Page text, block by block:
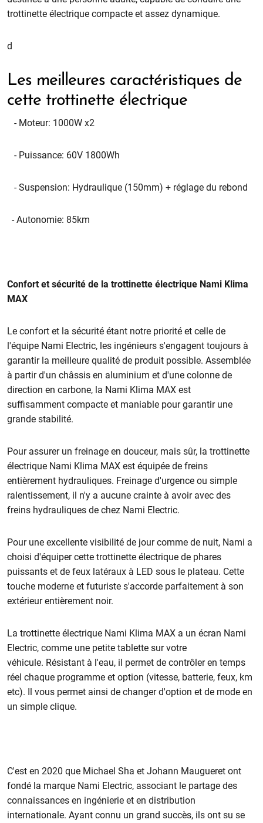
trottinette électrique compacte et assez dynamique.
d
Les meilleures caractéristiques de
cette trottinette électrique
- Moteur: 1000W x2
- Puissance: 60V 1800Wh
- Suspension: Hydraulique (150mm) + réglage du rebond
- Autonomie: 85km
Confort et sécurité de la trottinette électrique Nami Klima
MAX
Le confort et la sécurité étant notre priorité et celle de
l'équipe Nami Electric, les ingénieurs s'engagent toujours à
garantir la meilleure qualité de produit possible. Assemblée
à partir d'un châssis en aluminium et d'une colonne de
direction en carbone, la Nami Klima MAX est
suffisamment compacte et maniable pour garantir une
grande stabilité.
Pour assurer un freinage en douceur, mais sûr, la trottinette
électrique Nami Klima MAX est équipée de freins
entièrement hydrauliques. Freinage d'urgence ou simple
ralentissement, il n'y a aucune crainte à avoir avec des
freins hydrauliques de chez Nami Electric.
Pour une excellente visibilité de jour comme de nuit, Nami a
choisi d'équiper cette trottinette électrique de phares
puissants et de feux latéraux à LED sous le plateau. Cette
touche moderne et futuriste s'accorde parfaitement à son
extérieur entièrement noir.
La trottinette électrique Nami Klima MAX a un écran Nami
Electric, comme une petite tablette sur votre
véhicule. Résistant à l'eau, il permet de contrôler en temps
réel chaque programme et option (vitesse, batterie, feux, km
etc). Il vous permet ainsi de changer d'option et de mode en
un simple clique.
C'est en 2020 que Michael Sha et Johann Maugueret ont
fondé la marque Nami Electric, associant le partage des
connaissances en ingénierie et en distribution
internationale. Ayant connu un grand succès, ils ont su se